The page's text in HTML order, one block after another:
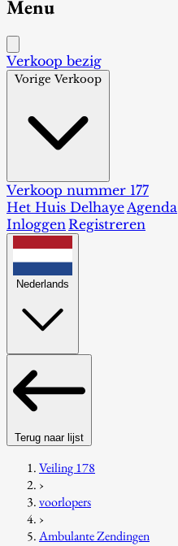
Menu
Verkoop bezig
Vorige Verkoop
Verkoop nummer 177
Het Huis DelhayeAgenda
InloggenRegistreren
Nederlands
Terug naar lijst
Veiling 178
›
voorlopers
›
Ambulante Zendingen